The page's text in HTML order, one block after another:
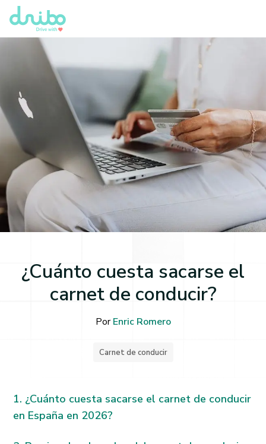
¿Cuánto cuesta sacarse el
carnet de conducir?
Por Enric Romero
Carnet de conducir
¿Cuánto cuesta sacarse el carnet de conducir
en España en 2026?